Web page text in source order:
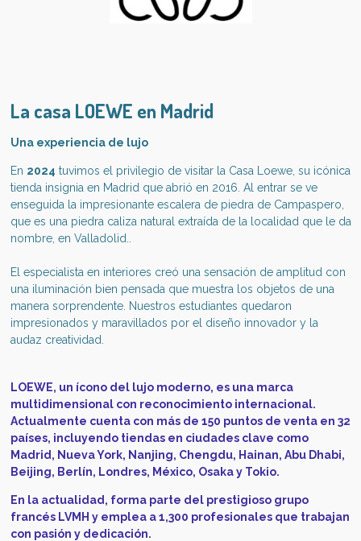
La casa LOEWE en Madrid
Una experiencia de lujo
En 2024 tuvimos el privilegio de visitar la Casa Loewe, su icónica
tienda insignia en Madrid que abrió en 2016. Al entrar se ve
enseguida la impresionante escalera de piedra de Campaspero,
que es una piedra caliza natural extraída de la localidad que le da
nombre, en Valladolid..
El especialista en interiores creó una sensación de amplitud con
una iluminación bien pensada que muestra los objetos de una
manera sorprendente. Nuestros estudiantes quedaron
impresionados y maravillados por el diseño innovador y la
audaz creatividad.
LOEWE, un ícono del lujo moderno, es una marca
multidimensional con reconocimiento internacional.
Actualmente cuenta con más de 150 puntos de venta en 32
países, incluyendo tiendas en ciudades clave como
Madrid, Nueva York, Nanjing, Chengdu, Hainan, Abu Dhabi,
Beijing, Berlín, Londres, México, Osaka y Tokio.
En la actualidad, forma parte del prestigioso grupo
francés LVMH y emplea a 1,300 profesionales que trabajan
con pasión y dedicación.